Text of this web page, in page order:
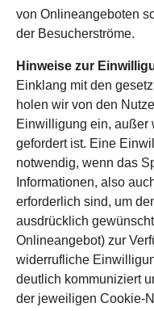
von Onlineangeboten
der Besucherströme.
Hinweise zur
Einklang mit den
holen wir von den
Einwilligung ein, außer
gefordert ist. Eine
notwendig, wenn das
Informationen, also
erforderlich sind, um
ausdrücklich
Onlineangebot) zur
widerrufliche
deutlich kommuniziert
der jeweiligen Cookie-